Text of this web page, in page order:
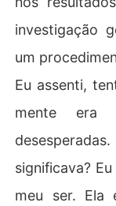
investigação
um
Eu assenti,
mente era
significava?
meu ser. Ela